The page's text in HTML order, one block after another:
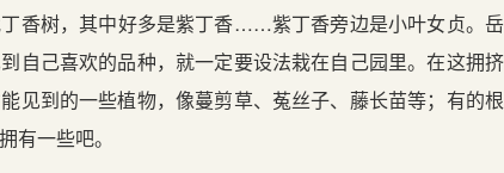
香树，其中好多是紫丁香……紫丁香旁边是小叶女贞。
自己喜欢的品种，就一定要设法栽在自己园里。在这拥
见到的一些植物，像蔓剪草、菟丝子、藤长苗等；有的根
有一些吧。